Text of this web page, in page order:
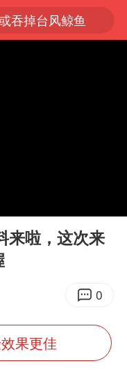
吞掉台风鲸鱼
以“新”破局 首发经济点亮城市消费活力
价格150.80元/股
贵州轮胎子公司获美国退税8136万
轰2球
27岁女子成组织卖淫集团主犯被通缉
女子利用漏洞0元薅走3000多件家电
来啦，这次来
0
果更佳